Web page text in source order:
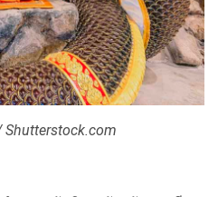
Shutterstock.com